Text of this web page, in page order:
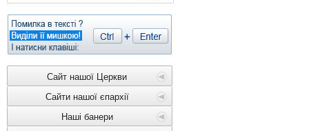
Сайт нашої Церкви
Сайти нашої єпархії
Наші банери